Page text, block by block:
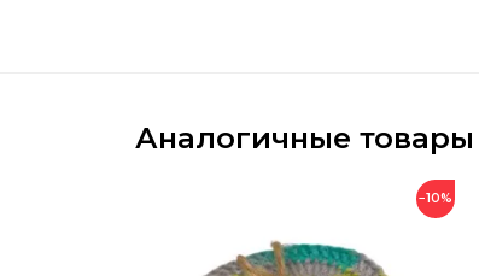
Аналогичные товары
−10%